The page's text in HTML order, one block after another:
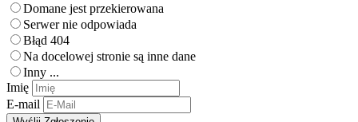
Domane jest przekierowana
Serwer nie odpowiada
Błąd 404
Na docelowej stronie są inne dane
Inny ...
Imię
E-mail